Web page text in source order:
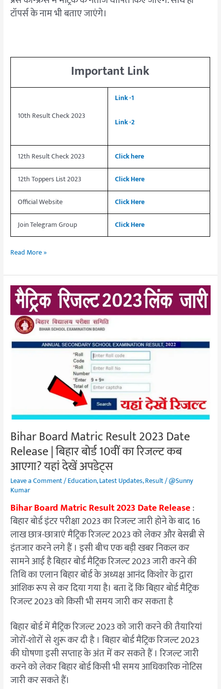
टॉपर्स के नाम भी बताए जाएंगे।
Important Link
10th Result Check 2023
Link -1
Link -2
12th Result Check 2023 Click here
12th Toppers List 2023 Click Here
Official Website Click Here
Join Telegram Group Click Here
Read More »
Bihar Board Matric Result 2023 Date
Release | बिहार बोर्ड 10वीं का रिजल्‍ट कब
आएगा? यहां देखें अपडेट्स
Leave a Comment/Education,Latest Updates,Result/@Sunny
Kumar
Bihar Board Matric Result 2023 Date Release:
बिहार बोर्ड इंटर परीक्षा 2023 का रिजल्ट जारी होने के बाद 16
लाख छात्र-छात्राएं मैट्रिक रिजल्ट 2023 को लेकर और बेसब्री से
इंतजार करने लगे हैं । इसी बीच एक बड़ी खबर निकल कर
सामने आई है बिहार बोर्ड मैट्रिक रिजल्ट 2023 जारी करने की
तिथि का एलान बिहार बोर्ड के अध्यक्ष आनंद किशोर के द्वारा
आंशिक रूप से कर दिया गया है। बता दें कि बिहार बोर्ड मैट्रिक
रिजल्ट 2023 को किसी भी समय जारी कर सकता है
बिहार बोर्ड में मैट्रिक रिजल्ट 2023 को जारी करने की तैयारियां
जोरों-शोरों से शुरू कर दी है । बिहार बोर्ड मैट्रिक रिजल्ट 2023
की घोषणा इसी सप्ताह के अंत में कर सकते हैं । रिजल्ट जारी
करने को लेकर बिहार बोर्ड किसी भी समय आधिकारिक नोटिस
जारी कर सकते हैं।
Bihar
Board
Matric
Result
2023
10वीं
रिजल्‍ट
कब
आएगा?
यहां
देखें
अपडेट्स